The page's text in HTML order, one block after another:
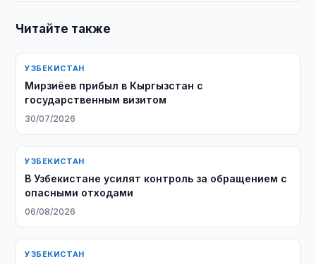
Читайте также
УЗБЕКИСТАН
Мирзиёев прибыл в Кыргызстан с
государственным визитом
30/07/2026
УЗБЕКИСТАН
В Узбекистане усилят контроль за обращением с
опасными отходами
06/08/2026
УЗБЕКИСТАН